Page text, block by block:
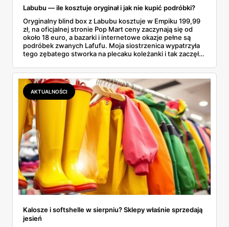
Labubu — ile kosztuje oryginał i jak nie kupić podróbki?
Oryginalny blind box z Labubu kosztuje w Empiku 199,99
zł, na oficjalnej stronie Pop Mart ceny zaczynają się od
około 18 euro, a bazarki i internetowe okazje pełne są
podróbek zwanych Lafufu. Moja siostrzenica wypatrzyła
tego zębatego stworka na plecaku koleżanki i tak zaczęło
kosztuje i po czym poznać, że sprzedawca nie wciska nam
podróbki. Spisałam wszystko, czego się dowiedziałam —
łącznie z jedną wpadką, o której za chwilę.
AKTUALNOŚCI
Kalosze i softshelle w sierpniu? Sklepy właśnie sprzedają
jesień